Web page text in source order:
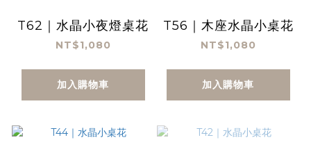
T62｜水晶小夜燈桌花
NT$1,080
加入購物車
T56｜木座水晶小桌花
NT$1,080
加入購物車